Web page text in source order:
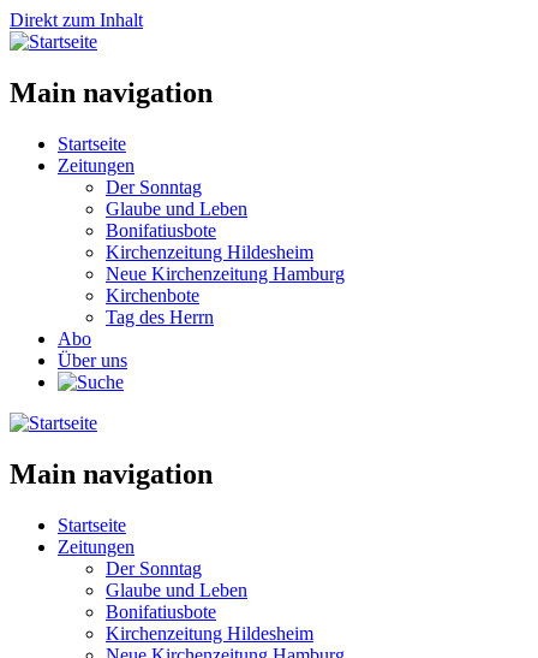
Direkt zum Inhalt
Main navigation
Startseite
Zeitungen
Der Sonntag
Glaube und Leben
Bonifatiusbote
Kirchenzeitung Hildesheim
Neue Kirchenzeitung Hamburg
Kirchenbote
Tag des Herrn
Abo
Über uns
Main navigation
Startseite
Zeitungen
Der Sonntag
Glaube und Leben
Bonifatiusbote
Kirchenzeitung Hildesheim